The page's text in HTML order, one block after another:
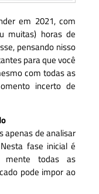
em 2021, com
muitas) horas de
pensando nisso
para que você
com todas as
incerto de
apenas de analisar
fase inicial é
mente todas as
pode impor ao